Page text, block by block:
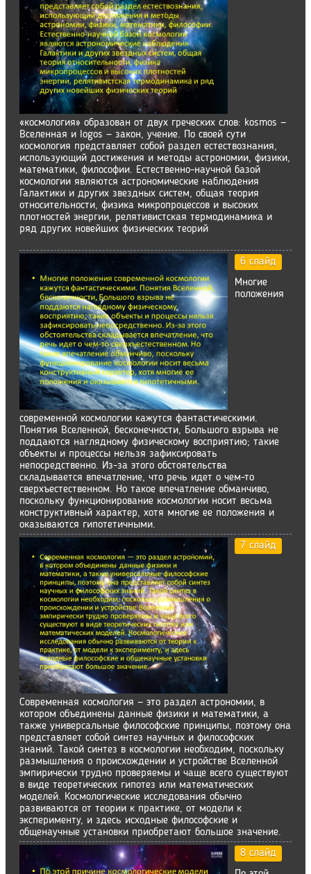
«космология» образован от двух греческих слов: kosmos —
Вселенная и logos — закон, учение. По своей сути
космология представляет собой раздел естествознания,
использующий достижения и методы астрономии, физики,
математики, философии. Естественно-научной базой
космологии являются астрономические наблюдения
Галактики и других звездных систем, общая теория
относительности, физика микропроцессов и высоких
плотностей энергии, релятивистская термодинамика и
ряд других новейших физических теорий
6 слайд
Многие
положения
современной космологии кажутся фантастическими.
Понятия Вселенной, бесконечности, Большого взрыва не
поддаются наглядному физическому восприятию; такие
объекты и процессы нельзя зафиксировать
непосредственно. Из-за этого обстоятельства
складывается впечатление, что речь идет о чем-то
сверхъестественном. Но такое впечатление обманчиво,
поскольку функционирование космологии носит весьма
конструктивный характер, хотя многие ее положения и
оказываются гипотетичными.
7 слайд
Современная космология — это раздел астрономии, в
котором объединены данные физики и математики, а
также универсальные философские принципы, поэтому она
представляет собой синтез научных и философских
знаний. Такой синтез в космологии необходим, поскольку
размышления о происхождении и устройстве Вселенной
эмпирически трудно проверяемы и чаще всего существуют
в виде теоретических гипотез или математических
моделей. Космологические исследования обычно
развиваются от теории к практике, от модели к
эксперименту, и здесь исходные философские и
общенаучные установки приобретают большое значение.
8 слайд